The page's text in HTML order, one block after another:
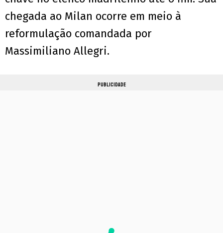
chegada ao Milan ocorre em meio à
reformulação comandada por
Massimiliano Allegri.
PUBLICIDADE